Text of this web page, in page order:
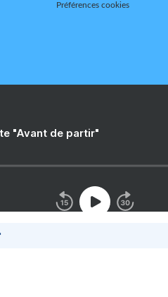
Préférences cookies
"Avant de partir"